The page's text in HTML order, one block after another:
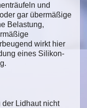
und
gar übermäßige
Belastung,
wirkt hier
eines Silikon-
Lidhaut nicht